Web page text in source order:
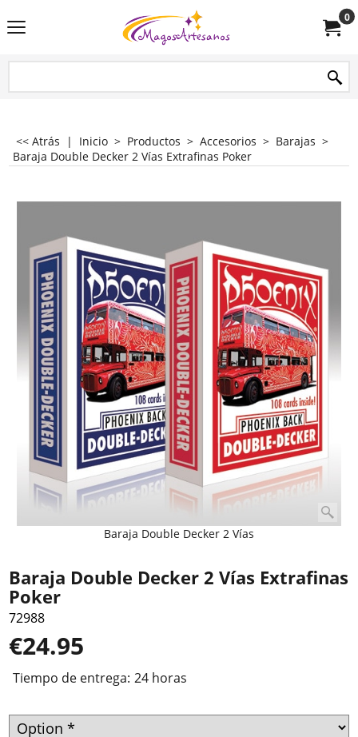
0
<< Atrás | Inicio > Productos > Accesorios > Barajas >
Baraja Double Decker 2 Vías Extrafinas Poker
Baraja Double Decker 2 Vías
Baraja Double Decker 2 Vías Extrafinas
Poker
72988
€24.95
Tiempo de entrega: 24 horas